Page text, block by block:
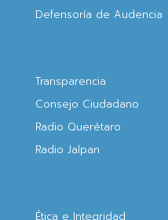
Defensoría de Audencia
Transparencia
Consejo Ciudadano
Radio Querétaro
Radio Jalpan
Ética e Integridad